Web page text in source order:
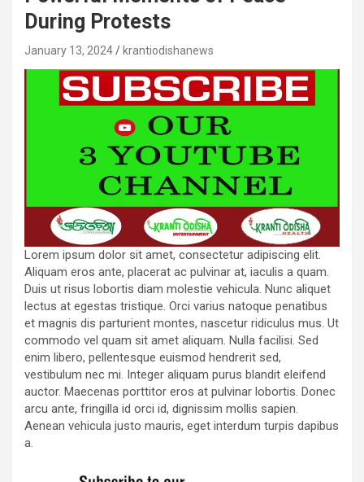
During Protests
January 13, 2024 krantiodishanews
Lorem ipsum dolor sit amet, consectetur adipiscing elit.
Aliquam eros ante, placerat ac pulvinar at, iaculis a quam.
Duis ut risus lobortis diam molestie vehicula. Nunc aliquet
lectus at egestas tristique. Orci varius natoque penatibus
et magnis dis parturient montes, nascetur ridiculus mus. Ut
commodo vel quam sit amet aliquam. Nulla facilisi. Sed
enim libero, pellentesque euismod hendrerit sed,
vestibulum nec mi. Integer aliquam purus blandit eleifend
auctor. Maecenas porttitor eros at pulvinar lobortis. Donec
arcu ante, fringilla id orci id, dignissim mollis sapien.
Aenean vehicula justo mauris, eget interdum turpis dapibus
a.